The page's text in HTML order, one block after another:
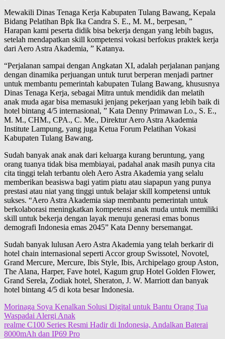
Mewakili Dinas Tenaga Kerja Kabupaten Tulang Bawang, Kepala
Bidang Pelatihan Bpk Ika Candra S. E., M. M., berpesan, ”
Harapan kami peserta didik bisa bekerja dengan yang lebih bagus,
setelah mendapatkan skill kompetensi vokasi berfokus praktek kerja
dari Aero Astra Akademia, ” Katanya.
“Perjalanan sampai dengan Angkatan XI, adalah perjalanan panjang
dengan dinamika perjuangan untuk turut berperan menjadi partner
untuk membantu pemerintah kabupaten Tulang Bawang, khususnya
Dinas Tenaga Kerja, sebagai Mitra untuk mendidik dan melatih
anak muda agar bisa memasuki jenjang pekerjaan yang lebih baik di
hotel bintang 4/5 internasional, ” Kata Denny Primawan Lo., S. E.,
M. M., CHM., CPA., C. Me., Direktur Aero Astra Akademia
Institute Lampung, yang juga Ketua Forum Pelatihan Vokasi
Kabupaten Tulang Bawang.
Sudah banyak anak anak dari keluarga kurang beruntung, yang
orang tuanya tidak bisa membiayai, padahal anak masih punya cita
cita tinggi telah terbantu oleh Aero Astra Akademia yang selalu
memberikan beasiswa bagi yatim piatu atau siapapun yang punya
prestasi atau niat yang tinggi untuk belajar skill kompetensi untuk
sukses. “Aero Astra Akademia siap membantu pemerintah untuk
berkolaborasi meningkatkan kompetensi anak muda untuk memiliki
skill untuk bekerja dengan layak menuju generasi emas bonus
demografi Indonesia emas 2045” Kata Denny bersemangat.
Sudah banyak lulusan Aero Astra Akademia yang telah berkarir di
hotel chain internasional seperti Accor group Swissotel, Novotel,
Grand Mercure, Mercure, Ibis Style, Ibis, Archipelago group Aston,
The Alana, Harper, Fave hotel, Kagum grup Hotel Golden Flower,
Grand Serela, Zodiak hotel, Sheraton, J. W. Marriott dan banyak
hotel bintang 4/5 di kota besar Indonesia.
Post
navigation
Morinaga Soya Kenalkan Solusi Digital untuk Bantu Orang Tua
Waspadai Alergi Anak
realme C100 Series Resmi Hadir di Indonesia, Andalkan Baterai
8000mAh dan IP69 Pro